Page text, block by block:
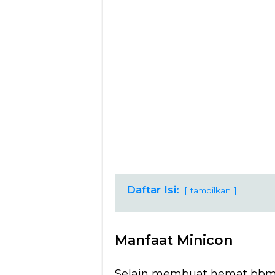
Daftar Isi: tampilkan
Manfaat Minicon